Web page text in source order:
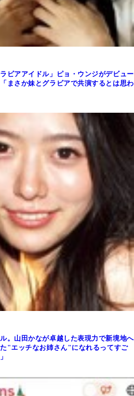
ビアアイドル」ピョ・ウンジがデビュー
まさか妹とグラビアで共演するとは思わ
。山田かなが卓越した表現力で新境地へ
た"エッチなお姉さん"になれるってすご